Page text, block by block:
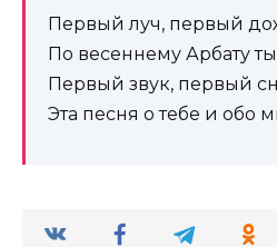
Первый луч, первый
По весеннему Арбату
Первый звук, первый
Эта песня о тебе и обо